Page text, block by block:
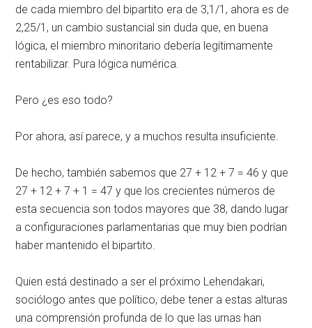
de cada miembro del bipartito era de 3,1/1, ahora es de
2,25/1, un cambio sustancial sin duda que, en buena
lógica, el miembro minoritario debería legítimamente
rentabilizar. Pura lógica numérica.
Pero ¿es eso todo?
Por ahora, así parece, y a muchos resulta insuficiente.
De hecho, también sabemos que 27 + 12 + 7 = 46 y que
27 + 12 + 7 + 1 = 47 y que los crecientes números de
esta secuencia son todos mayores que 38, dando lugar
a configuraciones parlamentarias que muy bien podrían
haber mantenido el bipartito.
Quien está destinado a ser el próximo Lehendakari,
sociólogo antes que político, debe tener a estas alturas
una comprensión profunda de lo que las urnas han